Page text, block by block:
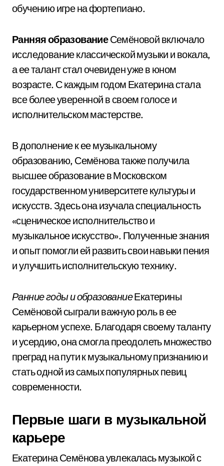
обучению игре на фортепиано.
Ранняя образованиеСемёновой включало
исследование классической музыки и вокала,
а ее талант стал очевиден уже в юном
возрасте. С каждым годом Екатерина стала
все более уверенной в своем голосе и
исполнительском мастерстве.
В дополнение к ее музыкальному
образованию, Семёнова также получила
высшее образование в Московском
государственном университете культуры и
искусств. Здесь она изучала специальность
«сценическое исполнительство и
музыкальное искусство». Полученные знания
и опыт помогли ей развить свои навыки пения
и улучшить исполнительскую технику.
Ранние годы и образованиеЕкатерины
Семёновой сыграли важную роль в ее
карьерном успехе. Благодаря своему таланту
и усердию, она смогла преодолеть множество
преград на пути к музыкальному признанию и
стать одной из самых популярных певиц
современности.
Первые шаги в музыкальной
карьере
Екатерина Семёнова увлекалась музыкой с